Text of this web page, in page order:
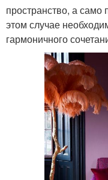
пространство, а
этом случае
гармоничного